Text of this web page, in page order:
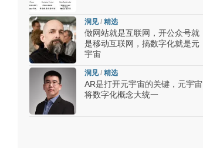
洞见/ 精选
做网站就是互联网，开公众号就
是移动互联网，搞数字化就是元
宇宙
洞见/ 精选
AR是打开元宇宙的关键，元宇宙
将数字化概念大统一